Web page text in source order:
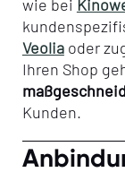
wie bei
Veoliaoder
Ihren Shop
Kunden.